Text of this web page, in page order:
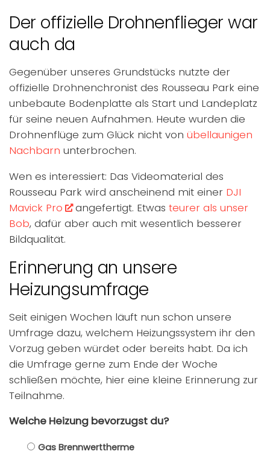
Der offizielle Drohnenflieger war
auch da
Gegenüber unseres Grundstücks nutzte der
offizielle Drohnenchronist des Rousseau Park eine
unbebaute Bodenplatte als Start und Landeplatz
für seine neuen Aufnahmen. Heute wurden die
Drohnenflüge zum Glück nicht von übellaunigen
Nachbarn unterbrochen.
Wen es interessiert: Das Videomaterial des
Rousseau Park wird anscheinend mit einer DJI
Mavick Pro
angefertigt. Etwas teurer als unser
Bob, dafür aber auch mit wesentlich besserer
Bildqualität.
Erinnerung an unsere
Heizungsumfrage
Seit einigen Wochen läuft nun schon unsere
Umfrage dazu, welchem Heizungssystem ihr den
Vorzug geben würdet oder bereits habt. Da ich
die Umfrage gerne zum Ende der Woche
schließen möchte, hier eine kleine Erinnerung zur
Teilnahme.
Welche Heizung bevorzugst du?
Gas Brennwerttherme